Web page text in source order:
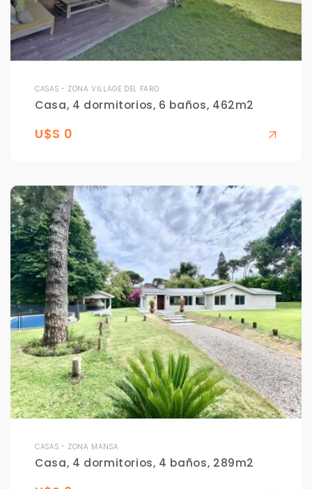
CASAS - ZONA VILLAGE DEL FARO
Casa, 4 dormitorios, 6 baños, 462m2
U$S 0
CASAS - ZONA MANSA
Casa, 4 dormitorios, 4 baños, 289m2
Tus datos están seguros
No compartimos tu información ni enviamos spam.
Uso exclusivo
Buscamos darte la mejor experiencia.
Con estos datos podemos responderte mejor y
más rápido.